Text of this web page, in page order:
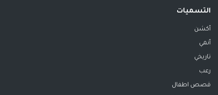
التسميات
أكشن
أنمي
تاريخي
رعب
قصص اطفال